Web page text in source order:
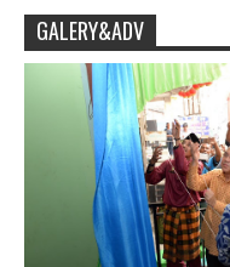
GALERY&ADV